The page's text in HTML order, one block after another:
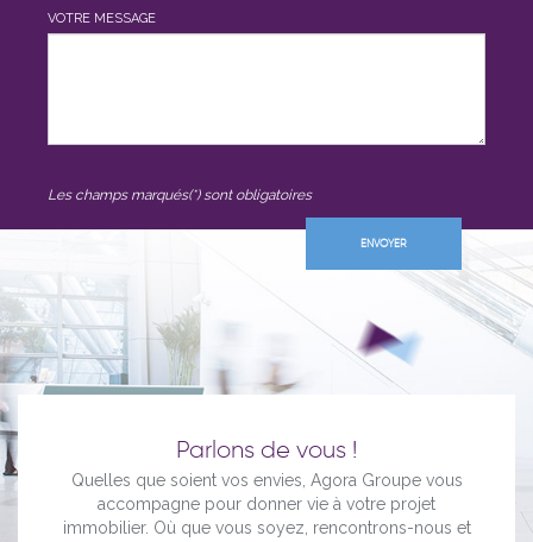
VOTRE MESSAGE
Les champs marqués(*) sont obligatoires
Parlons de vous !
Quelles que soient vos envies, Agora Groupe vous
accompagne pour donner vie à votre projet
immobilier. Où que vous soyez, rencontrons-nous et